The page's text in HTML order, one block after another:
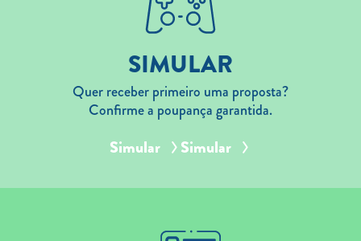
SIMULAR
Quer receber primeiro uma proposta?
Confirme a poupança garantida.
Simular Simular